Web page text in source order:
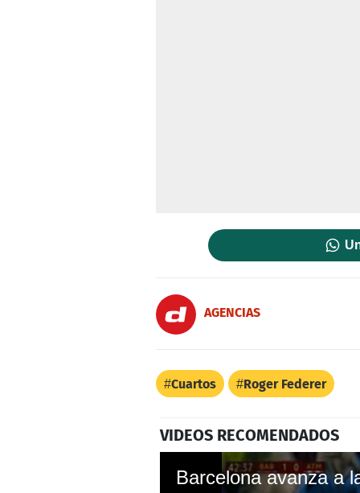
AGENCIAS
Cuartos Roger Federer
VIDEOS RECOMENDADOS
Barcelona avanza a